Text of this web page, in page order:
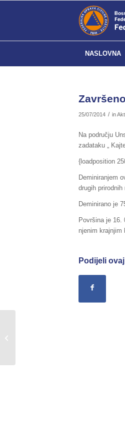
NASLOVNA
25/07/2014 / in
Na području
zadataku „
{loadposition
Deminiranjem
drugih
Deminirano je
Površina je 16.
njenim krajnjim
Podijeli